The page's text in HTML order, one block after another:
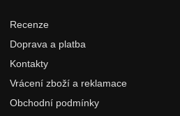
Recenze
Doprava a platba
Kontakty
Vrácení zboží a reklamace
Obchodní podmínky